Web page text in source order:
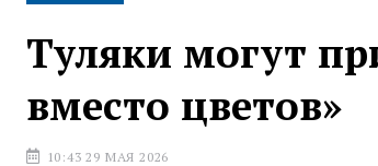
Туляки могут
вместо цветов»
10:43 29 МАЯ 2026